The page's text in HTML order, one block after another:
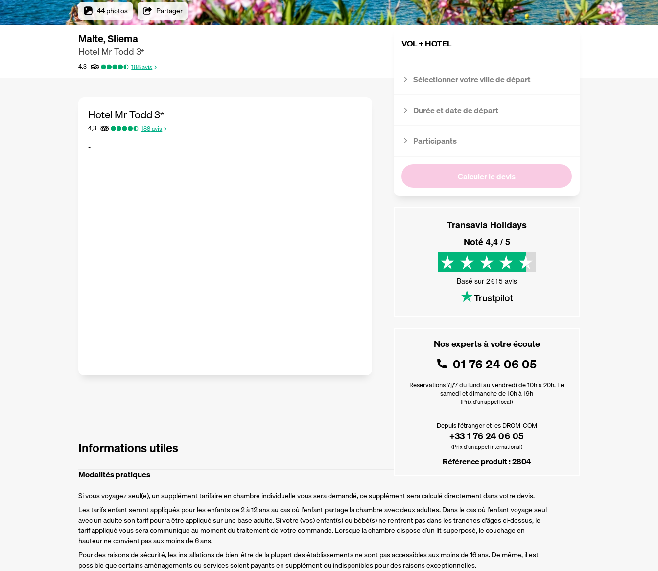
44 photos Partager
Malte, Sliema
Hotel Mr Todd3*
4,3 188avis
VOL + HOTEL
Sélectionner votre ville de départ
Durée et date de départ
Participants
Calculer le devis
Transavia Holidays
Noté4,4/ 5
Basé sur 2 615avis
Nos experts à votre écoute
01 76 24 06 05
Réservations 7j/7 du lundi au vendredi de 10h à 20h. Le
samedi et dimanche de 10h à 19h
(Prix d'un appel local)
Depuis l’étranger et les DROM-COM
+33 1 76 24 06 05
(Prix d’un appel international)
Référence produit : 2804
Hotel Mr Todd3*
4,3 188avis
-
Informations utiles
Modalités pratiques
Si vous voyagez seul(e), un supplément tarifaire en chambre individuelle vous sera demandé, ce supplément sera calculé directement dans votre devis.
Les tarifs enfant seront appliqués pour les enfants de 2 à 12 ans au cas où l’enfant partage la chambre avec deux adultes. Dans le cas où l’enfant voyage seul
avec un adulte son tarif pourra être appliqué sur une base adulte. Si votre (vos) enfant(s) ou bébé(s) ne rentrent pas dans les tranches d'âges ci-dessus, le
tarif appliqué vous sera communiqué au moment du traitement de votre commande. Lorsque la chambre dispose d’un lit superposé, le couchage en
hauteur ne convient pas aux moins de 6 ans.
Pour des raisons de sécurité, les installations de bien-être de la plupart des établissements ne sont pas accessibles aux moins de 16 ans. De même, il est
possible que certains aménagements ou services soient payants en supplément ou indisponibles pour des raisons exceptionnelles.